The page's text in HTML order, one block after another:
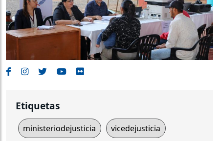
Etiquetas
ministeriodejusticia vicedejusticia